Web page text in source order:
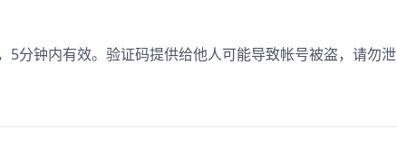
5分钟内有效。验证码提供给他人可能导致帐号被盗，请勿泄